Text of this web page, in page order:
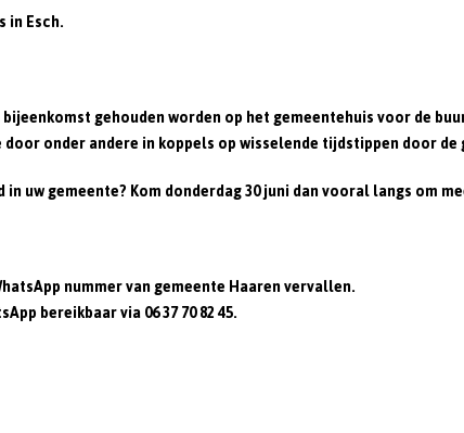
in Esch.
bijeenkomst gehouden worden op het gemeentehuis voor de
onder andere in koppels op wisselende tijdstippen door
uw gemeente? Kom donderdag 30 juni dan vooral langs om
nummer van gemeente Haaren vervallen.
bereikbaar via 06 37 70 82 45.